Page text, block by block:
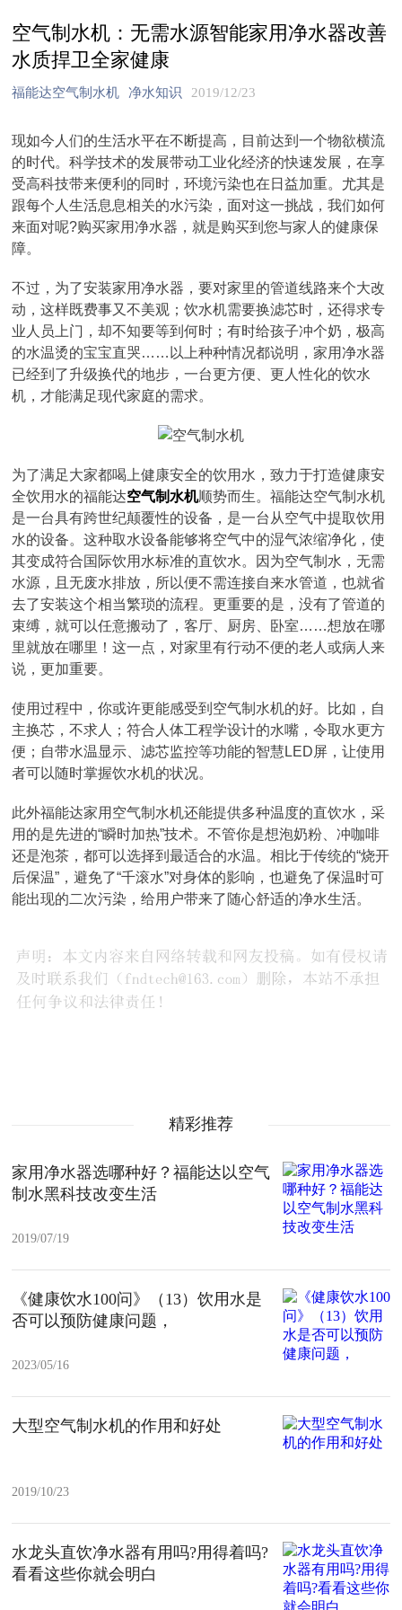
空气制水机：无需水源智能家用净水器改善
水质捍卫全家健康
福能达空气制水机 净水知识 2019/12/23
现如今人们的生活水平在不断提高，目前达到一个物欲横流
的时代。科学技术的发展带动工业化经济的快速发展，在享
受高科技带来便利的同时，环境污染也在日益加重。尤其是
跟每个人生活息息相关的水污染，面对这一挑战，我们如何
来面对呢?购买家用净水器，就是购买到您与家人的健康保
障。
不过，为了安装家用净水器，要对家里的管道线路来个大改
动，这样既费事又不美观；饮水机需要换滤芯时，还得求专
业人员上门，却不知要等到何时；有时给孩子冲个奶，极高
的水温烫的宝宝直哭……以上种种情况都说明，家用净水器
已经到了升级换代的地步，一台更方便、更人性化的饮水
机，才能满足现代家庭的需求。
为了满足大家都喝上健康安全的饮用水，致力于打造健康安
全饮用水的福能达空气制水机顺势而生。福能达空气制水机
是一台具有跨世纪颠覆性的设备，是一台从空气中提取饮用
水的设备。这种取水设备能够将空气中的湿气浓缩净化，使
其变成符合国际饮用水标准的直饮水。因为空气制水，无需
水源，且无废水排放，所以便不需连接自来水管道，也就省
去了安装这个相当繁琐的流程。更重要的是，没有了管道的
束缚，就可以任意搬动了，客厅、厨房、卧室……想放在哪
里就放在哪里！这一点，对家里有行动不便的老人或病人来
说，更加重要。
使用过程中，你或许更能感受到空气制水机的好。比如，自
主换芯，不求人；符合人体工程学设计的水嘴，令取水更方
便；自带水温显示、滤芯监控等功能的智慧LED屏，让使用
者可以随时掌握饮水机的状况。
此外福能达家用空气制水机还能提供多种温度的直饮水，采
用的是先进的“瞬时加热”技术。不管你是想泡奶粉、冲咖啡
还是泡茶，都可以选择到最适合的水温。相比于传统的“烧开
后保温”，避免了“千滚水”对身体的影响，也避免了保温时可
能出现的二次污染，给用户带来了随心舒适的净水生活。
精彩推荐
家用净水器选哪种好？福能达以空气
制水黑科技改变生活
2019/07/19
《健康饮水100问》（13）饮用水是
否可以预防健康问题，
2023/05/16
大型空气制水机的作用和好处
2019/10/23
水龙头直饮净水器有用吗?用得着吗?
看看这些你就会明白